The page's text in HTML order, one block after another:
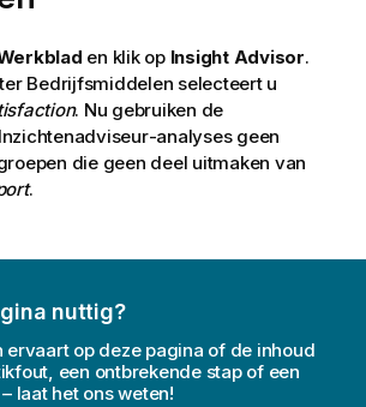
en klik op Insight Advisor.
Bedrijfsmiddelen selecteert u
. Nu gebruiken de
Inzichtenadviseur-analyses geen
die geen deel uitmaken van
.
nuttig?
ervaart op deze pagina of de inhoud
een ontbrekende stap of een
laat het ons weten!